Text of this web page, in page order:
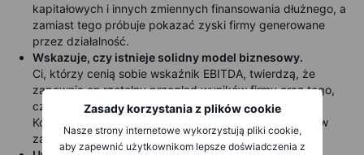
Zasady korzystania z plików cookie
Nasze strony internetowe wykorzystują pliki cookie,
aby zapewnić użytkownikom lepsze doświadczenia z
kapitałowych i innych zmiennych finansowania dłużnego, a
zamiast tego próbuje pokazać zyski firmy generowane
przez działalność.
Wskazuje, czy istnieje solidny model biznesowy.
Ci, którzy cenią sobie wskaźnik EBITDA, twierdzą, że
zapewnia on rzetelny przegląd wyników firmy oraz tego,
czy jej model biznesowy jest rentowny i skalowalny.
Koncentruje się bezpośrednio na możliwościach firmy w
zakresie generowania przychodów.